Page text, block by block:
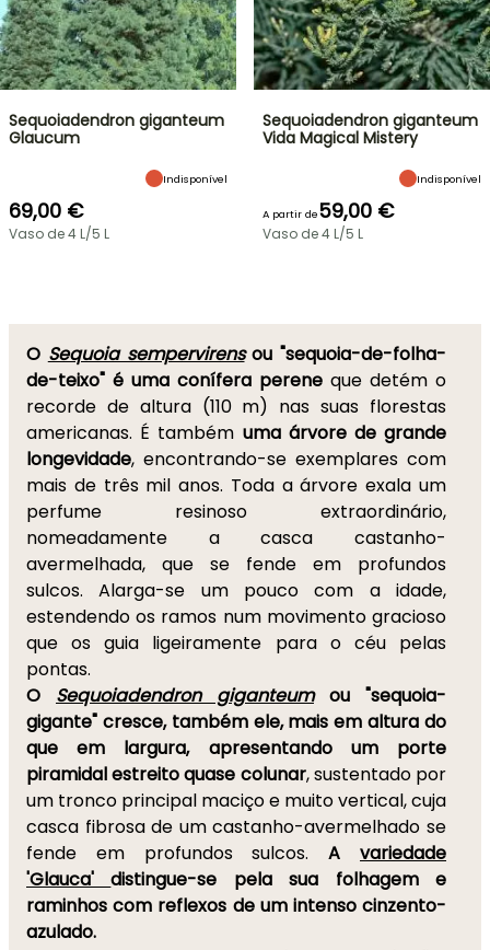
Sequoiadendron giganteum
Glaucum
Indisponível
69,00 €
Vaso de 4 L/5 L
Sequoiadendron giganteum
Vida Magical Mistery
Indisponível
A partir de59,00 €
Vaso de 4 L/5 L
O Sequoia sempervirensou "sequoia-de-folha-
de-teixo" é uma conífera perene que detém o
recorde de altura (110 m) nas suas florestas
americanas. É também uma árvore de grande
longevidade, encontrando-se exemplares com
mais de três mil anos. Toda a árvore exala um
perfume resinoso extraordinário,
nomeadamente a casca castanho-
avermelhada, que se fende em profundos
sulcos. Alarga-se um pouco com a idade,
estendendo os ramos num movimento gracioso
que os guia ligeiramente para o céu pelas
pontas.
O Sequoiadendron giganteumou "sequoia-
gigante" cresce, também ele, mais em altura do
que em largura, apresentando um porte
piramidal estreito quase colunar, sustentado por
um tronco principal maciço e muito vertical, cuja
casca fibrosa de um castanho-avermelhado se
fende em profundos sulcos. Avariedade
'Glauca'distingue-se pela sua folhagem e
raminhos com reflexos de um intenso cinzento-
azulado.